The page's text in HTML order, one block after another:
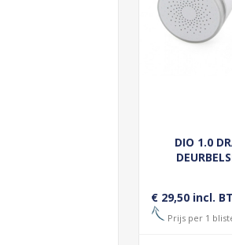
DIO 1.0
€ 29,50 incl.
Prijs per 1